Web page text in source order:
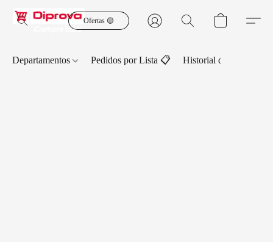
Ofertas 🟡
Departamentos Pedidos por Lista 📋 Historial de Pedidos